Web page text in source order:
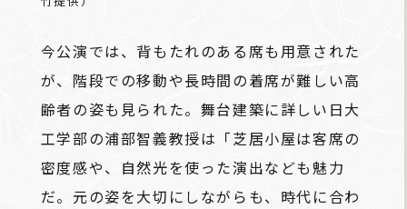
今公演では、背もたれのある席も用意された
が、階段での移動や長時間の着席が難しい高
齢者の姿も見られた。舞台建築に詳しい日大
工学部の浦部智義教授は「芝居小屋は客席の
密度感や、自然光を使った演出なども魅力
だ。元の姿を大切にしながらも、時代に合わ